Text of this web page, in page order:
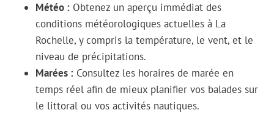
Météo : Obtenez un aperçu immédiat des
conditions météorologiques actuelles à La
Rochelle, y compris la température, le vent, et le
niveau de précipitations.
Marées : Consultez les horaires de marée en
temps réel afin de mieux planifier vos balades sur
le littoral ou vos activités nautiques.